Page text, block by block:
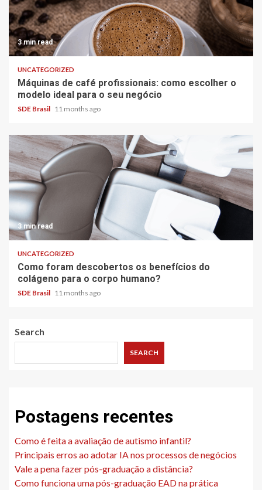
3 min read
UNCATEGORIZED
Máquinas de café profissionais: como escolher o
modelo ideal para o seu negócio
SDE Brasil 11 months ago
3 min read
UNCATEGORIZED
Como foram descobertos os benefícios do
colágeno para o corpo humano?
SDE Brasil 11 months ago
Search
SEARCH
Postagens recentes
Como é feita a avaliação de autismo infantil?
Principais erros ao adotar IA nos processos de negócios
Vale a pena fazer pós-graduação a distância?
Como funciona uma pós-graduação EAD na prática